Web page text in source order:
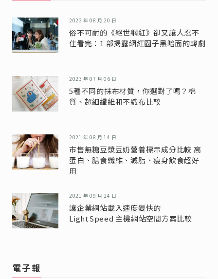
2023 年 08 月 20 日
俗不可耐的《絕世網紅》卻又讓人忍不
住看完：1 部揭露網紅圈子黑暗面的韓劇
2023 年 07 月 06 日
5種不同的抹布材質，你選對了嗎？棉
質、超細纖維和不織布比較
2021 年 08 月 14 日
市售無糖豆漿豆奶營養標示成分比較 高
蛋白、膳食纖維、減脂、瘦身飲食超好
用
2021 年 09 月 24 日
讓企業網站載入速度變快的
LightSpeed 主機網站空間方案比較
電子報